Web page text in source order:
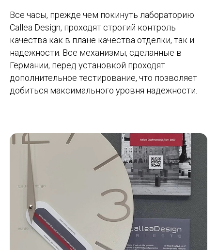
Все часы, прежде чем покинуть лабораторию
Callea Design, проходят строгий контроль
качества как в плане качества отделки, так и
надежности. Все механизмы, сделанные в
Германии, перед установкой проходят
дополнительное тестирование, что позволяет
добиться максимального уровня надежности.